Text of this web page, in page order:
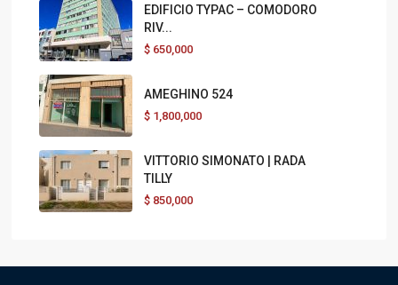
EDIFICIO TYPAC – COMODORO
RIV...
$ 650,000
AMEGHINO 524
$ 1,800,000
VITTORIO SIMONATO | RADA
TILLY
$ 850,000